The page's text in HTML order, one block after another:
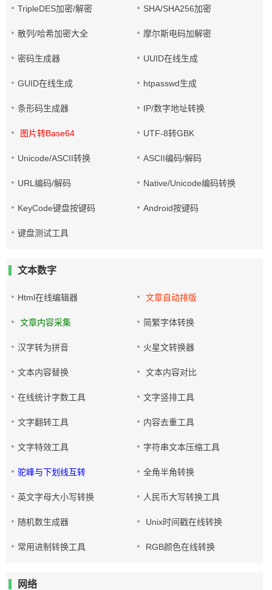
TripleDES加密/解密 SHA/SHA256加密
散列/哈希加密大全 摩尔斯电码加解密
密码生成器 UUID在线生成
GUID在线生成 htpasswd生成
条形码生成器 IP/数字地址转换
图片转Base64 UTF-8转GBK
Unicode/ASCII转换 ASCII编码/解码
URL编码/解码 Native/Unicode编码转换
KeyCode键盘按键码 Android按键码
键盘测试工具
文本数字
Html在线编辑器 文章自动排版
文章内容采集 简繁字体转换
汉字转为拼音 火星文转换器
文本内容替换 文本内容对比
在线统计字数工具 文字竖排工具
文字翻转工具 内容去重工具
文字特效工具 字符串文本压缩工具
驼峰与下划线互转 全角半角转换
英文字母大小写转换 人民币大写转换工具
随机数生成器 Unix时间戳在线转换
常用进制转换工具 RGB颜色在线转换
网络